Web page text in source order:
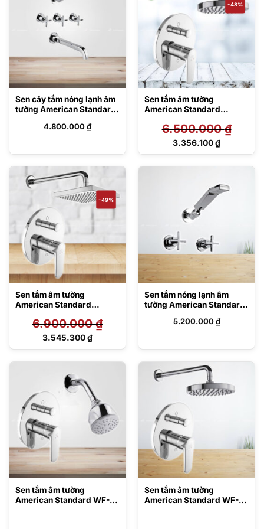
Sen cây tắm nóng lạnh âm
tường American Standard
4.800.000₫
-48%
Sen tắm âm tường
American Standard
609500BF0/FFAS9051-
000500BC0
6.500.000₫
Giá
3.356.100₫
Giá
3.356.100 ₫.
-49%
Sen tắm âm tường
American Standard
609500BF0/FFAS9052-
000500BC0
6.900.000₫
Giá
3.545.300₫
Giá
là:
3.545.300 ₫.
Sen tắm nóng lạnh âm
tường American Standard
5.200.000₫
Sen tắm âm tường
American Standard WF-
Sen tắm âm tường
American Standard WF-